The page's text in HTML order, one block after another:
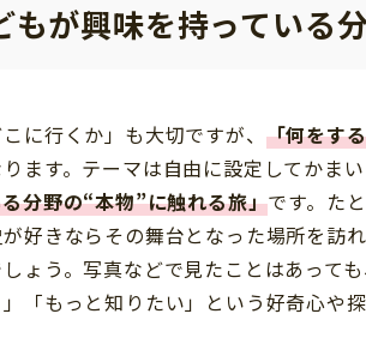
もが興味を持っている
に行くか」も大切ですが、 「何をす
ます。テーマは自由に設定してかま
分野の“本物”に触れる旅」です。た
好きならその舞台となった場所を訪
ょう。写真などで見たことはあって
」「もっと知りたい」という好奇心や